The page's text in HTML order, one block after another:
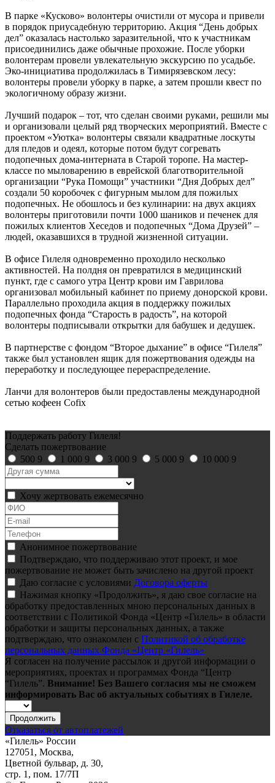
В парке «Кусково» волонтеры очистили от мусора и привели
в порядок приусадебную территорию. Акция “День добрых
дел” оказалась настолько заразительной, что к участникам
присоединились даже обычные прохожие. После уборки
волонтерам провели увлекательную экскурсию по усадьбе.
Эко-инициатива продолжилась в Тимирязевском лесу:
волонтеры провели уборку в парке, а затем прошли квест по
экологичному образу жизни.
Лучший подарок – тот, что сделан своими руками, решили мы
и организовали целый ряд творческих мероприятий. Вместе с
проектом «Уютка» волонтеры связали квадратные лоскуты
для пледов и одеял, которые потом будут согревать
подопечных дома-интерната в Старой торопе. На мастер-
классе по мыловарению в еврейской благотворительной
организации “Рука Помощи” участники “Дня Добрых дел”
создали 50 коробочек с фигурным мылом для пожилых
подопечных. Не обошлось и без кулинарии: на двух акциях
волонтеры приготовили почти 1000 шаников и печенек для
пожилых клиентов Хеседов и подопечных “Дома Друзей” –
людей, оказавшихся в трудной жизненной ситуации.
В офисе Гилеля одновременно проходило несколько
активностей. На полдня он превратился в медицинский
пункт, где с самого утра Центр крови им Гаврилова
организовал мобильный кабинет по приему донорской крови.
Параллельно проходила акция в поддержку пожилых
подопечных фонда “Старость в радость”, на которой
волонтеры подписывали открытки для бабушек и дедушек.
В партнерстве с фондом “Второе дыхание” в офисе “Гилеля”
также был установлен ящик для пожертвования одежды на
переработку и последующее перераспределение.
Ланчи для волонтеров были предоставлены международной
сетью кофеен Cofix
Поддержать работу Гилеля!
Сделать пожертвование
500 9 1 000 9 3 000 9 5 000 9 10 000 9
Хочу жертвовать ежемесячно
Анонимное пожертвование
Подтверждаю, что поддерживаю этот проект, и мое
пожертвование не может быть зачислено на другой проект
Даю согласие с условиями Договора оферты
Нажимая кнопку «Продолжить», я даю свое согласие на
обработку предоставленных мною персональных данных в
соответствии с Политикой Фонда «Центр «Гилель» в области
обработки и защиты персональных данных, а также
подтверждаю, что ознакомлен с Политикой об обработке
персональных данных Фонда «Центр «Гилель»
Я согласен на получение рассылок и другой информации о
мероприятиях, проектах и программах Фонда “Центр
“Гилель”. Внимание! Без Вашего согласия мы не сможем
информировать Вас об актуальных событиях в Гилеле.
Продолжить
Отказаться от автоплатежей
«Гилель» России
127051, Москва,
Цветной бульвар, д. 30,
стр. 1, пом. 17/7П